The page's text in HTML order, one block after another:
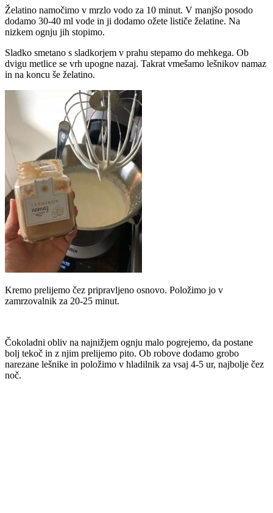
Želatino namočimo v mrzlo vodo za 10 minut. V manjšo posodo
dodamo 30-40 ml vode in ji dodamo ožete lističe želatine. Na
nizkem ognju jih stopimo.
Sladko smetano s sladkorjem v prahu stepamo do mehkega. Ob
dvigu metlice se vrh upogne nazaj. Takrat vmešamo lešnikov namaz
in na koncu še želatino.
Kremo prelijemo čez pripravljeno osnovo. Položimo jo v
zamrzovalnik za 20-25 minut.
Čokoladni obliv na najnižjem ognju malo pogrejemo, da postane
bolj tekoč in z njim prelijemo pito. Ob robove dodamo grobo
narezane lešnike in položimo v hladilnik za vsaj 4-5 ur, najbolje čez
noč.